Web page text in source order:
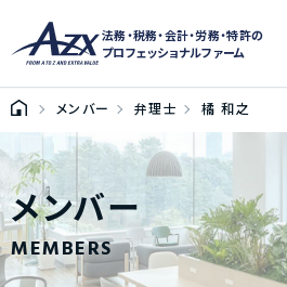
法務・税務・会計・労務・特許の
プロフェッショナルファーム
メンバー 弁理士 橘 和之
メンバー
MEMBERS